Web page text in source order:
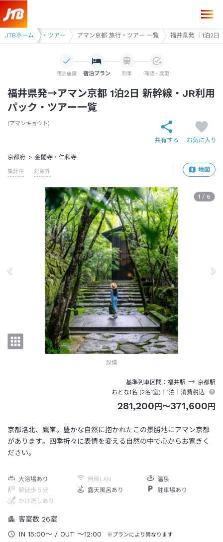
JTBホーム
・仁和寺 旅行・ツアー アマン京都 旅行・ツアー 一覧 福井県発 ｜1泊2日
宿泊施設 宿泊プラン 列車 確認・変更
福井県発→アマン京都 1泊2日 新幹線・JR利用
パック・ツアー一覧
アマンキョウト
共有する お気に入り
京都府
金閣寺・仁和寺
地図
集計中 対象外
1 / 6
設備
京都洛北、鷹峯。豊かな自然に抱かれたこの景勝地にアマン京都
があります。四季折々に表情を変える自然の中で心からお寛ぎく
ださい。
大浴場あり 無線LAN
温泉
駅徒歩５分
露天風呂あり
駐車場あり
かけ流しあり
客室数 26室
IN 15:00～ / OUT ～12:00 ※プランにより異なります
基準列車区間 福井駅 京都駅
おとな1名 (2名1室)｜1泊 ｜消費税込
281,200円〜371,600円